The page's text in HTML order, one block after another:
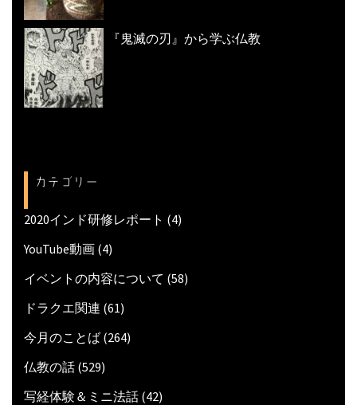
『鬼滅の刃』から学ぶ仏教
カテゴリー
2020インド研修レポート (4)
YouTube動画 (4)
イベントの内容について (58)
ドラクエ関連 (61)
今月のことば (264)
仏教の話 (529)
写経体験＆ミニ法話 (42)